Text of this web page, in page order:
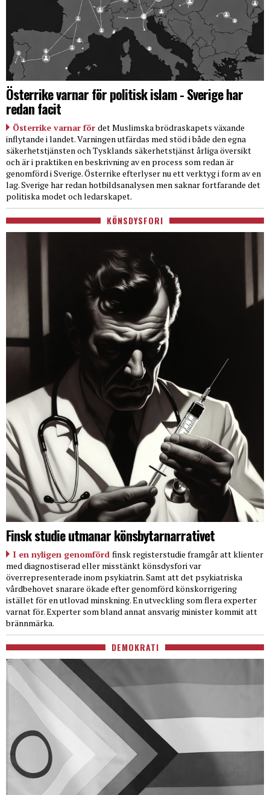
Österrike varnar för politisk islam - Sverige har
redan facit
Österrike varnar för det Muslimska brödraskapets växande
inflytande i landet. Varningen utfärdas med stöd i både den egna
säkerhetstjänsten och Tysklands säkerhetstjänst årliga översikt
och är i praktiken en beskrivning av en process som redan är
genomförd i Sverige. Österrike efterlyser nu ett verktyg i form av en
lag. Sverige har redan hotbildsanalysen men saknar fortfarande det
politiska modet och ledarskapet.
KÖNSDYSFORI
Finsk studie utmanar könsbytarnarrativet
I en nyligen genomförd finsk registerstudie framgår att klienter
med diagnostiserad eller misstänkt könsdysfori var
överrepresenterade inom psykiatrin. Samt att det psykiatriska
vårdbehovet snarare ökade efter genomförd könskorrigering
istället för en utlovad minskning. En utveckling som flera experter
varnat för. Experter som bland annat ansvarig minister kommit att
brännmärka.
DEMOKRATI